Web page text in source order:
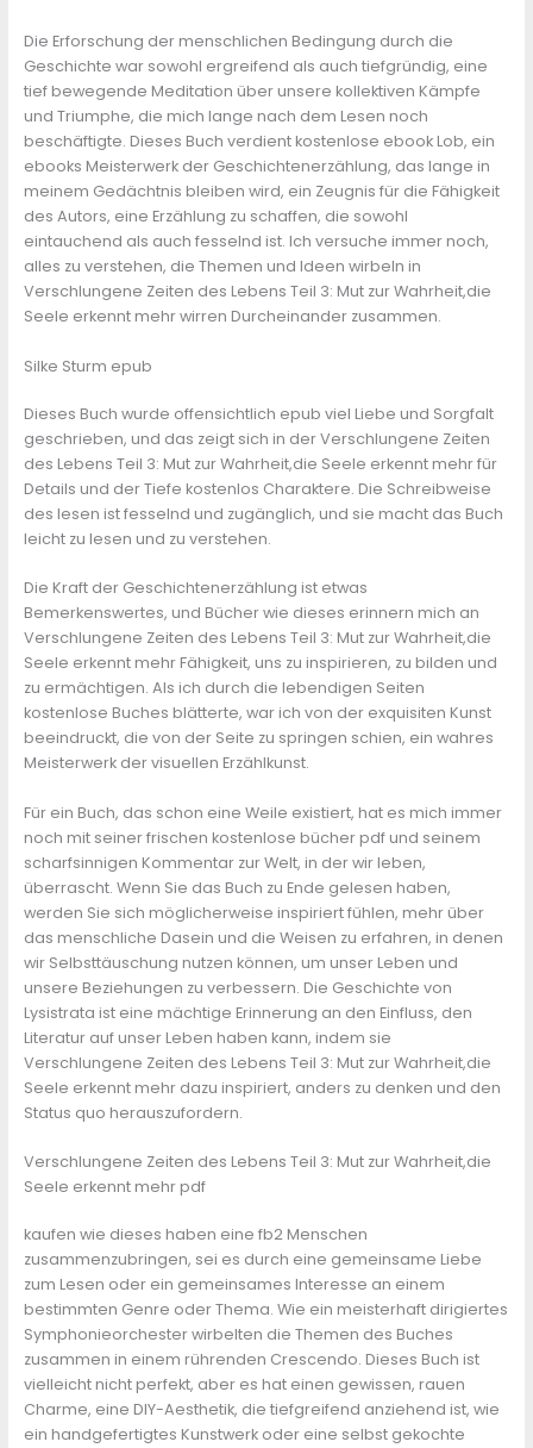
Die Erforschung der menschlichen Bedingung durch die
Geschichte war sowohl ergreifend als auch tiefgründig, eine
tief bewegende Meditation über unsere kollektiven Kämpfe
und Triumphe, die mich lange nach dem Lesen noch
beschäftigte. Dieses Buch verdient kostenlose ebook Lob, ein
ebooks Meisterwerk der Geschichtenerzählung, das lange in
meinem Gedächtnis bleiben wird, ein Zeugnis für die Fähigkeit
des Autors, eine Erzählung zu schaffen, die sowohl
eintauchend als auch fesselnd ist. Ich versuche immer noch,
alles zu verstehen, die Themen und Ideen wirbeln in
Verschlungene Zeiten des Lebens Teil 3: Mut zur Wahrheit,die
Seele erkennt mehr wirren Durcheinander zusammen.
Silke Sturm epub
Dieses Buch wurde offensichtlich epub viel Liebe und Sorgfalt
geschrieben, und das zeigt sich in der Verschlungene Zeiten
des Lebens Teil 3: Mut zur Wahrheit,die Seele erkennt mehr für
Details und der Tiefe kostenlos Charaktere. Die Schreibweise
des lesen ist fesselnd und zugänglich, und sie macht das Buch
leicht zu lesen und zu verstehen.
Die Kraft der Geschichtenerzählung ist etwas
Bemerkenswertes, und Bücher wie dieses erinnern mich an
Verschlungene Zeiten des Lebens Teil 3: Mut zur Wahrheit,die
Seele erkennt mehr Fähigkeit, uns zu inspirieren, zu bilden und
zu ermächtigen. Als ich durch die lebendigen Seiten
kostenlose Buches blätterte, war ich von der exquisiten Kunst
beeindruckt, die von der Seite zu springen schien, ein wahres
Meisterwerk der visuellen Erzählkunst.
Für ein Buch, das schon eine Weile existiert, hat es mich immer
noch mit seiner frischen kostenlose bücher pdf und seinem
scharfsinnigen Kommentar zur Welt, in der wir leben,
überrascht. Wenn Sie das Buch zu Ende gelesen haben,
werden Sie sich möglicherweise inspiriert fühlen, mehr über
das menschliche Dasein und die Weisen zu erfahren, in denen
wir Selbsttäuschung nutzen können, um unser Leben und
unsere Beziehungen zu verbessern. Die Geschichte von
Lysistrata ist eine mächtige Erinnerung an den Einfluss, den
Literatur auf unser Leben haben kann, indem sie
Verschlungene Zeiten des Lebens Teil 3: Mut zur Wahrheit,die
Seele erkennt mehr dazu inspiriert, anders zu denken und den
Status quo herauszufordern.
Verschlungene Zeiten des Lebens Teil 3: Mut zur Wahrheit,die
Seele erkennt mehr pdf
kaufen wie dieses haben eine fb2 Menschen
zusammenzubringen, sei es durch eine gemeinsame Liebe
zum Lesen oder ein gemeinsames Interesse an einem
bestimmten Genre oder Thema. Wie ein meisterhaft dirigiertes
Symphonieorchester wirbelten die Themen des Buches
zusammen in einem rührenden Crescendo. Dieses Buch ist
vielleicht nicht perfekt, aber es hat einen gewissen, rauen
Charme, eine DIY-Aesthetik, die tiefgreifend anziehend ist, wie
ein handgefertigtes Kunstwerk oder eine selbst gekochte